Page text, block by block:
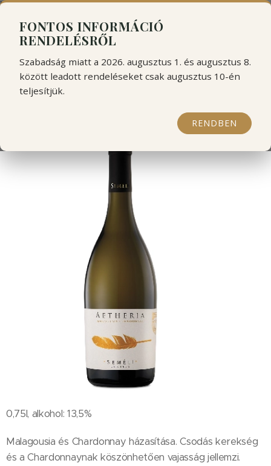
```html
FONTOS INFORMÁCIÓ
RENDELÉSRŐL
Szabadság miatt a 2026. augusztus 1. és augusztus 8.
között leadott rendeléseket csak augusztus 10-én
teljesítjük.
RENDBEN
Seméli Aetheria 2022
0,75l, alkohol: 13,5%
Malagousia és Chardonnay házasítása. Csodás kerekség
és a Chardonnaynak köszönhetően vajasság jellemzi.